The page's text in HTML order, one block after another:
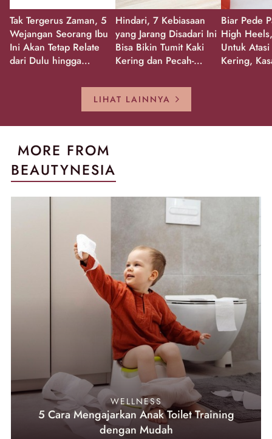
Tak Tergerus Zaman, 5
Wejangan Seorang Ibu
Ini Akan Tetap Relate
dari Dulu hingga
Hindari, 7 Kebiasaan
yang Jarang Disadari Ini
Bisa Bikin Tumit Kaki
Kering dan Pecah-
Biar Pede
High
Untuk
Kering,
LIHAT LAINNYA
MORE FROM
BEAUTYNESIA
WELLNESS
5 Cara Mengajarkan Anak Toilet Training
dengan Mudah